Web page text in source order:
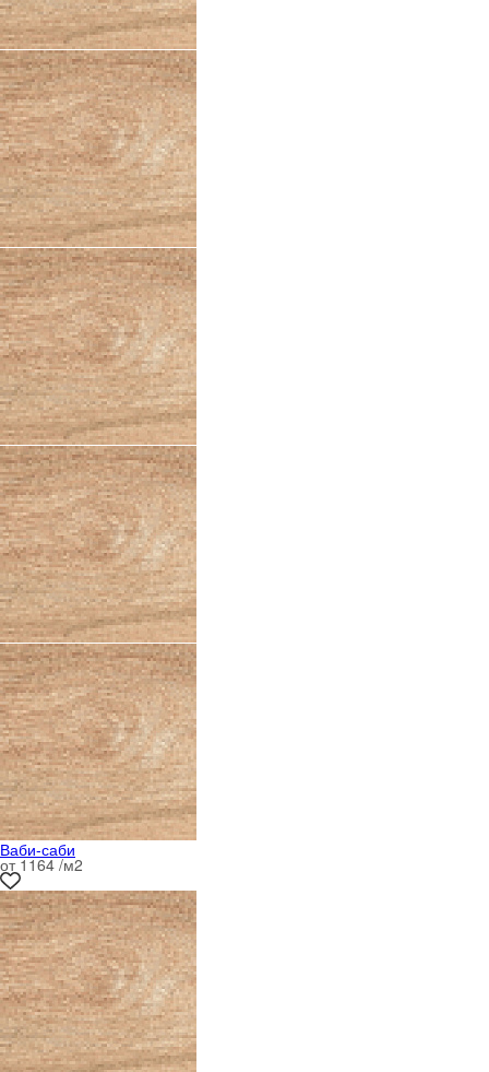
Ваби-саби
от 1164 /м2